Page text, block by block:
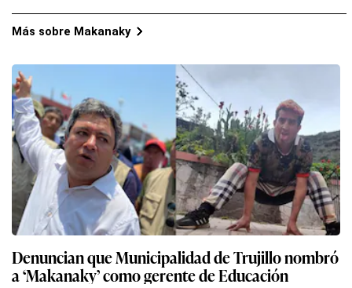
Más sobre Makanaky
Denuncian que Municipalidad de Trujillo nombró
a ‘Makanaky’ como gerente de Educación